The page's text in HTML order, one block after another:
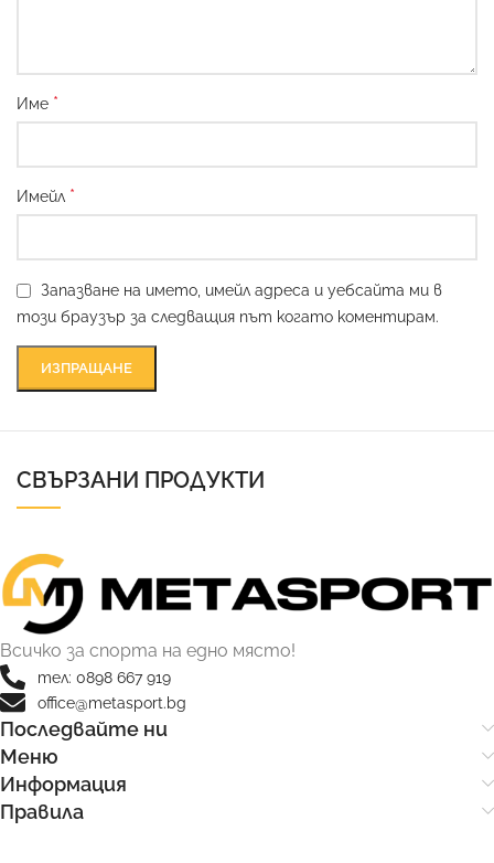
Име *
Имейл *
Запазване на името, имейл адреса и уебсайта ми в
този браузър за следващия път когато коментирам.
СВЪРЗАНИ ПРОДУКТИ
Всичко за спорта на едно място!
тел: 0898 667 919
office@metasport.bg
Последвайте ни
Меню
Информация
Правила